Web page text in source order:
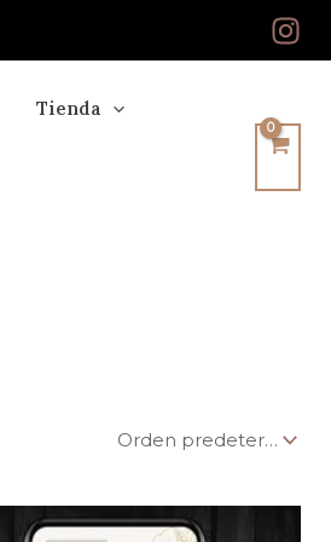
Tienda